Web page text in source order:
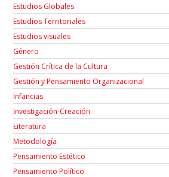
Estudios Globales
Estudios Territoriales
Estudios visuales
Género
Gestión Crítica de la Cultura
Gestión y Pensamiento Organizacional
Infancias
Investigación-Creación
Łiteratura
Metodología
Pensamiento Estético
Pensamiento Político